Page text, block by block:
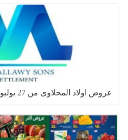
عروض اولاد المحلاوى من 27 يوليو حتى 5 اغسطس 2026